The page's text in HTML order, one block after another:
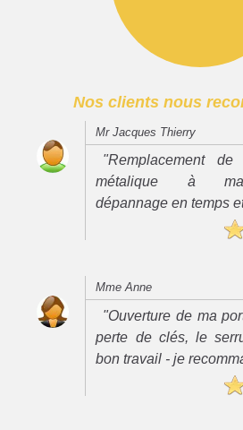
Nos clients nous
Mr Jacques Thierry
"Remplacement
métalique à
dépannage en temps
Mme Anne
"Ouverture de ma
perte de clés, le
bon travail - je